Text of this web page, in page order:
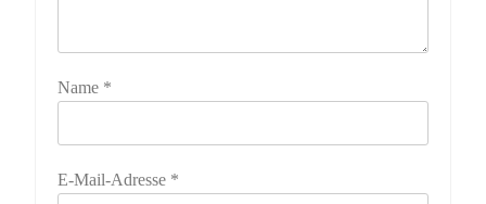
Name *
E-Mail-Adresse *